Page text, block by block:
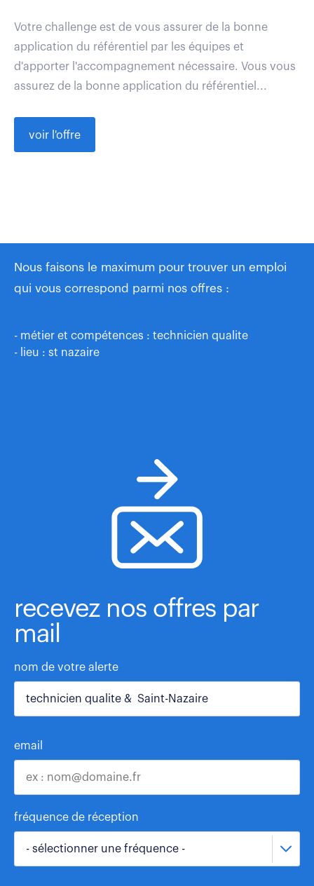
Votre challenge est de vous assurer de la bonne
application du référentiel par les équipes et
d'apporter l'accompagnement nécessaire. Vous vous
assurez de la bonne application du référentiel...
voir l'offre
Nous faisons le maximum pour trouver un emploi
qui vous correspond parmi nos offres :
- métier et compétences : technicien qualite
- lieu : st nazaire
recevez nos offres par
mail
nom de votre alerte
email
fréquence de réception
- sélectionner une fréquence -